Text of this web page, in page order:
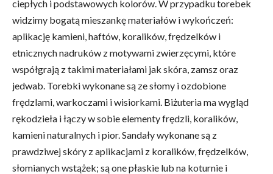
ciepłych i podstawowych kolorów. W przypadku torebek
widzimy bogatą mieszankę materiałów i wykończeń:
aplikację kamieni, haftów, koralików, frędzelków i
etnicznych nadruków z motywami zwierzęcymi, które
współgrają z takimi materiałami jak skóra, zamsz oraz
jedwab. Torebki wykonane są ze słomy i ozdobione
frędzlami, warkoczami i wisiorkami. Biżuteria ma wygląd
rękodzieła i łączy w sobie elementy frędzli, koralików,
kamieni naturalnych i pior. Sandały wykonane są z
prawdziwej skóry z aplikacjami z koralików, frędzelków,
słomianych wstążek; są one płaskie lub na koturnie i